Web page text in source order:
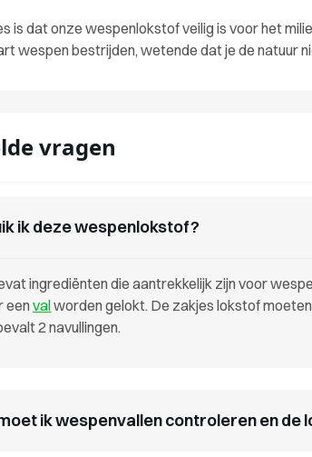
is dat onze wespenlokstof veilig is voor het
wespen bestrijden, wetende dat je de natuur
vragen
ik deze wespenlokstof?
ingrediënten die aantrekkelijk zijn voor
een valworden gelokt. De zakjes lokstof
2 navullingen.
ik wespenvallen controleren en de